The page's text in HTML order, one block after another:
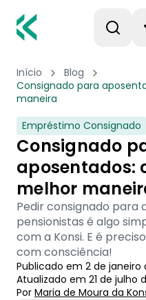
Início
Blog
Consignado para
maneira
Empréstimo Consignado
Consignado
aposentados:
melhor
Pedir consignado para
pensionistas é algo
com a Konsi. E é
com consciência!
Publicado em 2 de janeiro
Atualizado em 21 de julho
Por Maria de Moura da